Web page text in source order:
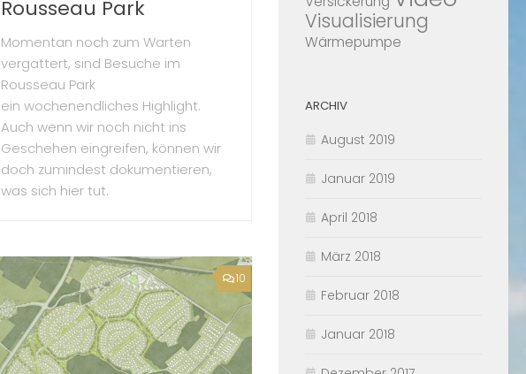
Rousseau Park
Momentan noch zum Warten
vergattert, sind Besuche im
Rousseau Park
ein wochenendliches Highlight.
Auch wenn wir noch nicht ins
Geschehen eingreifen, können wir
doch zumindest dokumentieren,
was sich hier tut.
10
Visualisierung
Wärmepumpe
ARCHIV
August 2019
Januar 2019
April 2018
März 2018
Februar 2018
Januar 2018